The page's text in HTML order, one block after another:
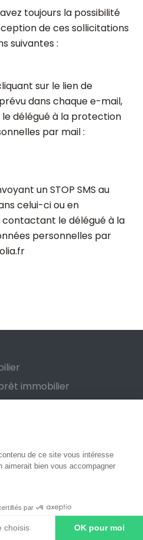
toujours la possibilité
de ces sollicitations
suivantes :
sur le lien de
dans chaque e-mail,
délégué à la protection
par mail :
un STOP SMS au
celui-ci ou en
le délégué à la
personnelles par
immobilier
emprunteur
de prêt
prêt
de ce site vous intéresse
aimerait bien vous accompagner
par
choisis OK pour moi